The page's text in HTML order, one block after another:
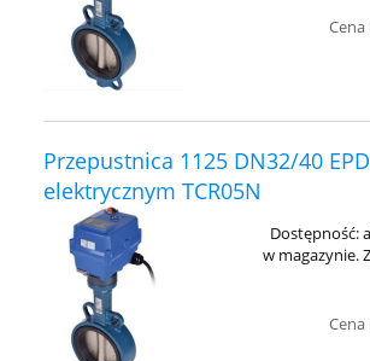
Przepustnica 1125 DN32/40
elektrycznym TCR05N
Dostępność:
w magazynie.